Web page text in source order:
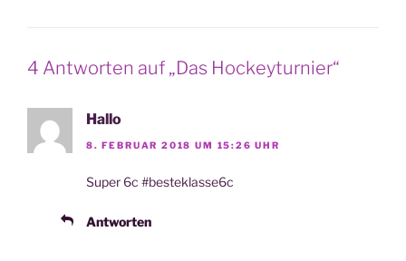
4 Antworten auf „Das Hockeyturnier“
Hallo
8. FEBRUAR 2018 UM 15:26 UHR
Super 6c #besteklasse6c
Antworten